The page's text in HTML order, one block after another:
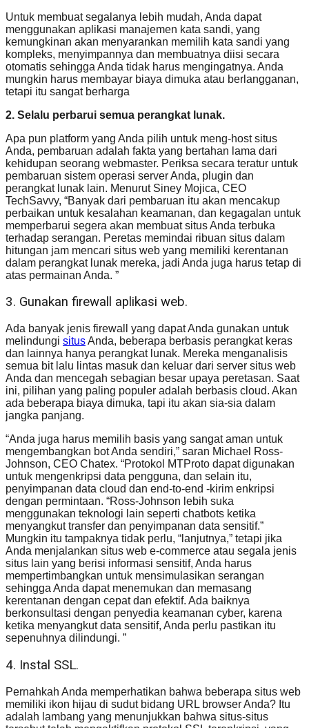
Untuk membuat segalanya lebih mudah, Anda dapat
menggunakan aplikasi manajemen kata sandi, yang
kemungkinan akan menyarankan memilih kata sandi yang
kompleks, menyimpannya dan membuatnya diisi secara
otomatis sehingga Anda tidak harus mengingatnya. Anda
mungkin harus membayar biaya dimuka atau berlangganan,
tetapi itu sangat berharga
2. Selalu perbarui semua perangkat lunak.
Apa pun platform yang Anda pilih untuk meng-host situs
Anda, pembaruan adalah fakta yang bertahan lama dari
kehidupan seorang webmaster. Periksa secara teratur untuk
pembaruan sistem operasi server Anda, plugin dan
perangkat lunak lain. Menurut Siney Mojica, CEO
TechSavvy, “Banyak dari pembaruan itu akan mencakup
perbaikan untuk kesalahan keamanan, dan kegagalan untuk
memperbarui segera akan membuat situs Anda terbuka
terhadap serangan. Peretas memindai ribuan situs dalam
hitungan jam mencari situs web yang memiliki kerentanan
dalam perangkat lunak mereka, jadi Anda juga harus tetap di
atas permainan Anda. ”
3. Gunakan firewall aplikasi web.
Ada banyak jenis firewall yang dapat Anda gunakan untuk
melindungi situsAnda, beberapa berbasis perangkat keras
dan lainnya hanya perangkat lunak. Mereka menganalisis
semua bit lalu lintas masuk dan keluar dari server situs web
Anda dan mencegah sebagian besar upaya peretasan. Saat
ini, pilihan yang paling populer adalah berbasis cloud. Akan
ada beberapa biaya dimuka, tapi itu akan sia-sia dalam
jangka panjang.
“Anda juga harus memilih basis yang sangat aman untuk
mengembangkan bot Anda sendiri,” saran Michael Ross-
Johnson, CEO Chatex. “Protokol MTProto dapat digunakan
untuk mengenkripsi data pengguna, dan selain itu,
penyimpanan data cloud dan end-to-end -kirim enkripsi
dengan permintaan. “Ross-Johnson lebih suka
menggunakan teknologi lain seperti chatbots ketika
menyangkut transfer dan penyimpanan data sensitif.”
Mungkin itu tampaknya tidak perlu, “lanjutnya,” tetapi jika
Anda menjalankan situs web e-commerce atau segala jenis
situs lain yang berisi informasi sensitif, Anda harus
mempertimbangkan untuk mensimulasikan serangan
sehingga Anda dapat menemukan dan memasang
kerentanan dengan cepat dan efektif. Ada baiknya
berkonsultasi dengan penyedia keamanan cyber, karena
ketika menyangkut data sensitif, Anda perlu pastikan itu
sepenuhnya dilindungi. ”
4. Instal SSL.
Pernahkah Anda memperhatikan bahwa beberapa situs web
memiliki ikon hijau di sudut bidang URL browser Anda? Itu
adalah lambang yang menunjukkan bahwa situs-situs